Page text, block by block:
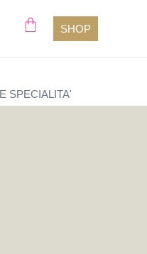
SPEDIAMO IN
TUTTA ITALIASHOP
SPECIALITA'